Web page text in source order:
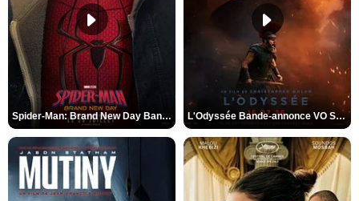
Spider-Man: Brand New Day Bande-annonce VO STFR L'Odyssée Bande-annonce VO STFR